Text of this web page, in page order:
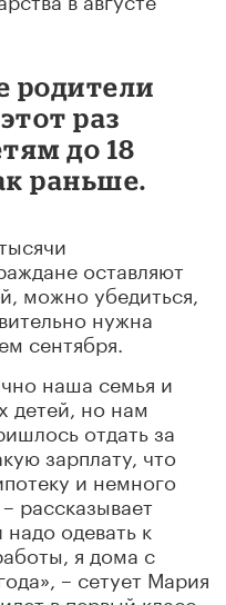
родители
раз
до 18
раньше.
оставляют
можно убедиться,
нужна
сентября.
наша семья и
детей, но нам
отдать за
зарплату, что
и немного
рассказывает
одевать к
я дома с
– сетует Мария